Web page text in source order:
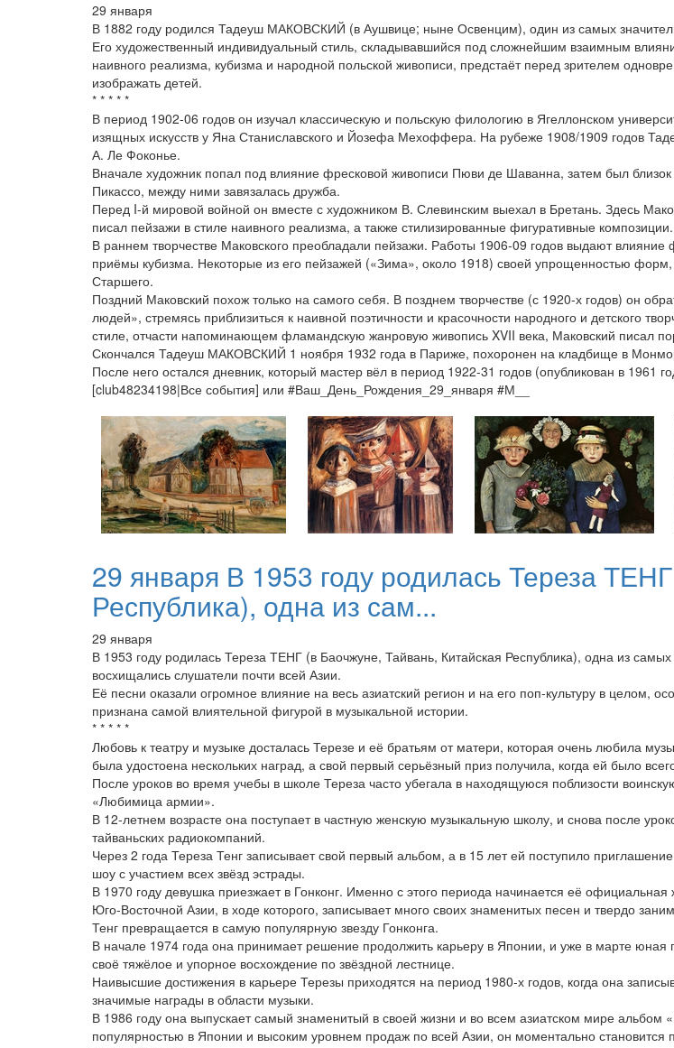
29 января
В 1882 году родился Тадеуш МАКОВСКИЙ (в Аушвице; ныне Освенцим), один из самых
Его художественный индивидуальный стиль, складывавшийся под сложнейшим взаимным
наивного реализма, кубизма и народной польской живописи, предстаёт перед зрителем
изображать детей.
* * * * *
В период 1902-06 годов он изучал классическую и польскую филологию в Ягеллонском
изящных искусств у Яна Станиславского и Йозефа Мехоффера. На рубеже 1908/1909 годов
А. Ле Фоконье.
Вначале художник попал под влияние фресковой живописи Пюви де Шаванна, затем был
Пикассо, между ними завязалась дружба.
Перед I-й мировой войной он вместе с художником В. Слевинским выехал в Бретань. Здесь
писал пейзажи в стиле наивного реализма, а также стилизированные фигуративные композиции.
В раннем творчестве Маковского преобладали пейзажи. Работы 1906-09 годов выдают
приёмы кубизма. Некоторые из его пейзажей («Зима», около 1918) своей упрощенностью
Старшего.
Поздний Маковский похож только на самого себя. В позднем творчестве (с 1920-х годов) он
людей», стремясь приблизиться к наивной поэтичности и красочности народного и детского
стиле, отчасти напоминающем фламандскую жанровую живопись XVII века, Маковский писал
Скончался Тадеуш МАКОВСКИЙ 1 ноября 1932 года в Париже, похоронен на кладбище в
После него остался дневник, который мастер вёл в период 1922-31 годов (опубликован в 1961
[club48234198|Все события] или #Ваш_День_Рождения_29_января #М__
29 января В 1953 году родилась Тереза
Республика), одна из сам...
29 января
В 1953 году родилась Тереза ТЕНГ (в Баочжуне, Тайвань, Китайская Республика), одна из
восхищались слушатели почти всей Азии.
Её песни оказали огромное влияние на весь азиатский регион и на его поп-культуру в целом,
признана самой влиятельной фигурой в музыкальной истории.
* * * * *
Любовь к театру и музыке досталась Терезе и её братьям от матери, которая очень любила
была удостоена нескольких наград, а свой первый серьёзный приз получила, когда ей было
После уроков во время учебы в школе Тереза часто убегала в находящуюся поблизости
«Любимица армии».
В 12-летнем возрасте она поступает в частную женскую музыкальную школу, и снова после
тайваньских радиокомпаний.
Через 2 года Тереза Тенг записывает свой первый альбом, а в 15 лет ей поступило
шоу с участием всех звёзд эстрады.
В 1970 году девушка приезжает в Гонконг. Именно с этого периода начинается её
Юго-Восточной Азии, в ходе которого, записывает много своих знаменитых песен и твердо
Тенг превращается в самую популярную звезду Гонконга.
В начале 1974 года она принимает решение продолжить карьеру в Японии, и уже в марте юная
своё тяжёлое и упорное восхождение по звёздной лестнице.
Наивысшие достижения в карьере Терезы приходятся на период 1980-х годов, когда она
значимые награды в области музыки.
В 1986 году она выпускает самый знаменитый в своей жизни и во всем азиатском мире альбом
популярностью в Японии и высоким уровнем продаж по всей Азии, он моментально